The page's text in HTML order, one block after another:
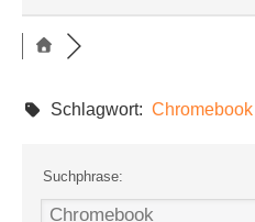
Schlagwort: Chromebook
Suchphrase: